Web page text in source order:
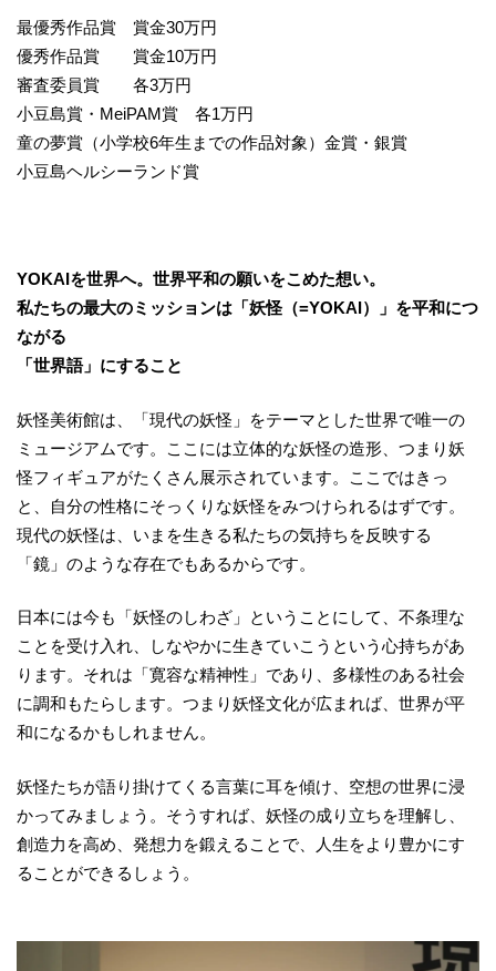
最優秀作品賞 賞金30万円
優秀作品賞 賞金10万円
審査委員賞 各3万円
小豆島賞・MeiPAM賞 各1万円
童の夢賞（小学校6年生までの作品対象）金賞・銀賞
小豆島ヘルシーランド賞
YOKAIを世界へ。世界平和の願いをこめた想い。
私たちの最大のミッションは「妖怪（=YOKAI）」を平和につ
ながる
「世界語」にすること
妖怪美術館は、「現代の妖怪」をテーマとした世界で唯一の
ミュージアムです。ここには立体的な妖怪の造形、つまり妖
怪フィギュアがたくさん展示されています。ここではきっ
と、自分の性格にそっくりな妖怪をみつけられるはずです。
現代の妖怪は、いまを生きる私たちの気持ちを反映する
「鏡」のような存在でもあるからです。
日本には今も「妖怪のしわざ」ということにして、不条理な
ことを受け入れ、しなやかに生きていこうという心持ちがあ
ります。それは「寛容な精神性」であり、多様性のある社会
に調和もたらします。つまり妖怪文化が広まれば、世界が平
和になるかもしれません。
妖怪たちが語り掛けてくる言葉に耳を傾け、空想の世界に浸
かってみましょう。そうすれば、妖怪の成り立ちを理解し、
創造力を高め、発想力を鍛えることで、人生をより豊かにす
ることができるしょう。